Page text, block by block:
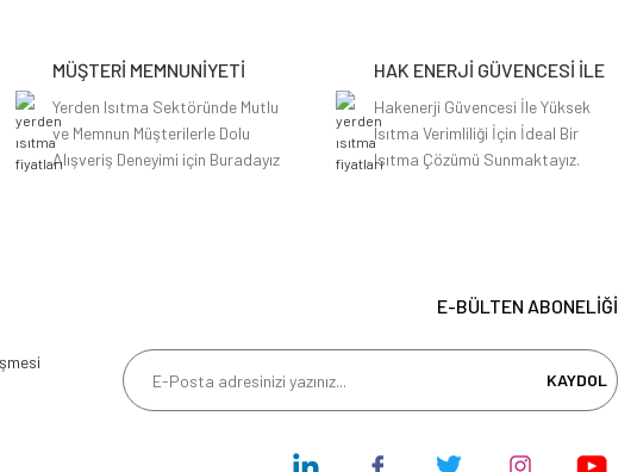
MÜŞTERİ MEMNUNİYETİ
Yerden Isıtma Sektöründe Mutlu
ve Memnun Müşterilerle Dolu
Alışveriş Deneyimi için Buradayız
HAK ENERJİ GÜVENCESİ İLE
Hakenerji Güvencesi İle Yüksek
Isıtma Verimliliği İçin İdeal Bir
Isıtma Çözümü Sunmaktayız.
E-BÜLTEN ABONELİĞİ
KAYDOL